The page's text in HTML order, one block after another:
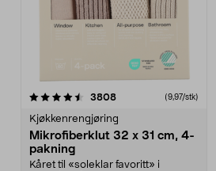
3808anmeldelser(9,97/stk)
Kjøkkenrengjøring
Mikrofiberklut 32 x 31 cm, 4-
pakning
Kåret til «soleklar favoritt» i
4.5av 5 stjerner